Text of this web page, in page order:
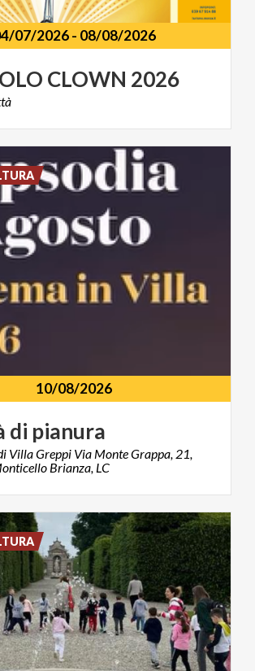
07/2026- 08/08/2026
CLOWN 2026
10/08/2026
di pianura
Villa Greppi Via Monte Grappa, 21,
Brianza, LC